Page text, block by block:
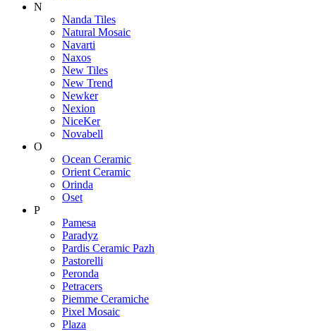
N
Nanda Tiles
Natural Mosaic
Navarti
Naxos
New Tiles
New Trend
Newker
Nexion
NiceKer
Novabell
O
Ocean Ceramic
Orient Ceramic
Orinda
Oset
P
Pamesa
Paradyz
Pardis Ceramic Pazh
Pastorelli
Peronda
Petracers
Piemme Ceramiche
Pixel Mosaic
Plaza